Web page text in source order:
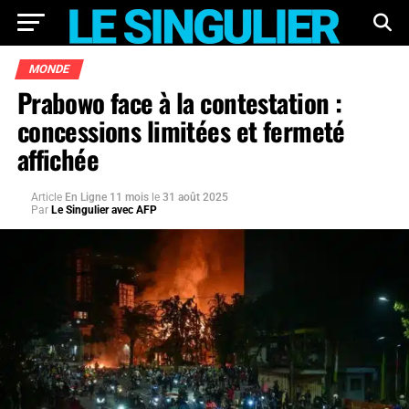
MONDE
Prabowo face à la contestation :
concessions limitées et fermeté
affichée
Article En Ligne 11 mois le 31 août 2025
Par Le Singulier avec AFP